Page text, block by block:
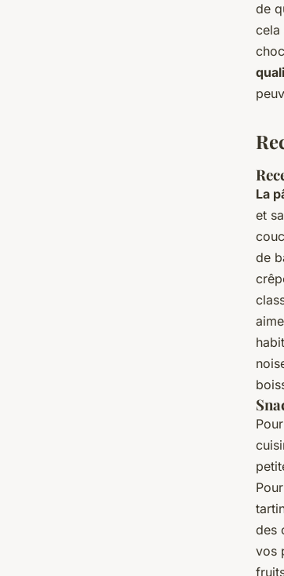
de
cela
La
et
de
des
vos